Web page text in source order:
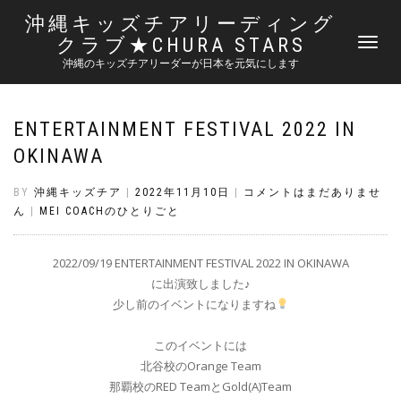
沖縄キッズチアリーディング
クラブ★CHURA STARS
沖縄のキッズチアリーダーが日本を元気にします
ナ
替
ENTERTAINMENT FESTIVAL 2022 IN
OKINAWA
BY 沖縄キッズチア 2022年11月10日
コメントはまだありませ
ん
MEI COACHのひとりごと
2022/09/19 ENTERTAINMENT FESTIVAL 2022 IN OKINAWA
に出演致しました♪
少し前のイベントになりますね
このイベントには
北谷校のOrange Team
那覇校のRED TeamとGold(A)Team